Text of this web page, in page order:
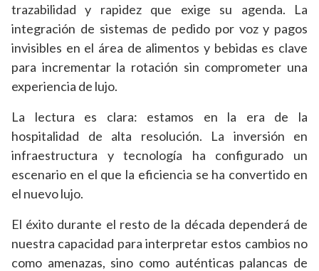
trazabilidad y rapidez que exige su agenda. La
integración de sistemas de pedido por voz y pagos
invisibles en el área de alimentos y bebidas es clave
para incrementar la rotación sin comprometer una
experiencia de lujo.
La lectura es clara: estamos en la era de la
hospitalidad de alta resolución. La inversión en
infraestructura y tecnología ha configurado un
escenario en el que la eficiencia se ha convertido en
el nuevo lujo.
El éxito durante el resto de la década dependerá de
nuestra capacidad para interpretar estos cambios no
como amenazas, sino como auténticas palancas de